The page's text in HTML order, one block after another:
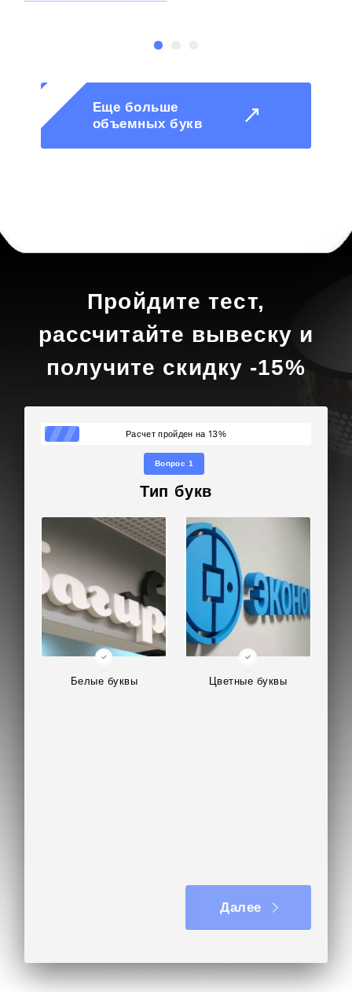
Еще больше
объемных букв
Пройдите тест,
рассчитайте вывеску и
получите скидку -15%
Расчет пройден на 13%
Вопрос 1
Тип букв
Белые буквы Цветные буквы
Далее